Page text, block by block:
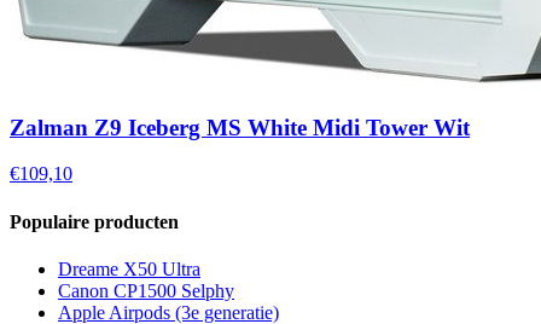
Zalman Z9 Iceberg MS White Midi Tower Wit
€109,10
Populaire producten
Dreame X50 Ultra
Canon CP1500 Selphy
Apple Airpods (3e generatie)